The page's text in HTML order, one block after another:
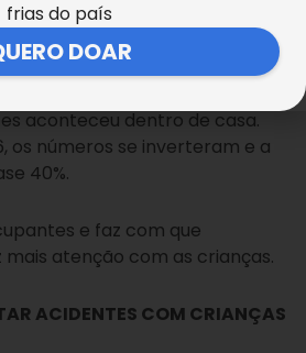
aumento assustador nas mortes
aconteceu dentro de casa.
os números se inverteram e a
40%.
e faz com que
atenção com as crianças.
ACIDENTES COM CRIANÇAS
frias do país
DOAR